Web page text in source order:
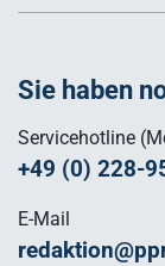
Sie haben
Servicehotline
+49 (0) 228-
E-Mail